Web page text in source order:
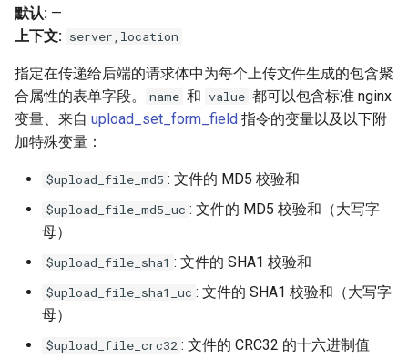
repl
reqargs
requests
router
rsa
scrypt
session
默认: —
上下文: server,location
指定在传递给后端的请求体中为每个上传文件生成的包含聚
合属性的表单字段。
name 和 value 都可以包含标准 nginx
变量、来自 upload_set_form_field 指令的变量以及以下附
加特殊变量：
$upload_file_md5 : 文件的 MD5 校验和
$upload_file_md5_uc : 文件的 MD5 校验和（大写字
母）
$upload_file_sha1 : 文件的 SHA1 校验和
$upload_file_sha1_uc : 文件的 SHA1 校验和（大写字
母）
$upload_file_crc32 : 文件的 CRC32 的十六进制值